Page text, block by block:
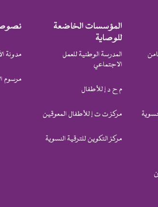
نصوص
مدونة
مرسوم
المؤسسات الخاضعة
للوصاية
المدرسة الوطنية للعمل
الاجتماعي
م ح د إ للأطفال
مركز ت ت إ للأطفال المعوقين
مركز التكوين للترقية النسوية